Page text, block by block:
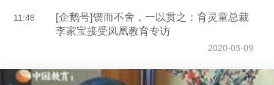
11:48
[企鹅号]锲而不舍，一以贯之：育灵童总裁
李家宝接受凤凰教育专访
2020-03-09